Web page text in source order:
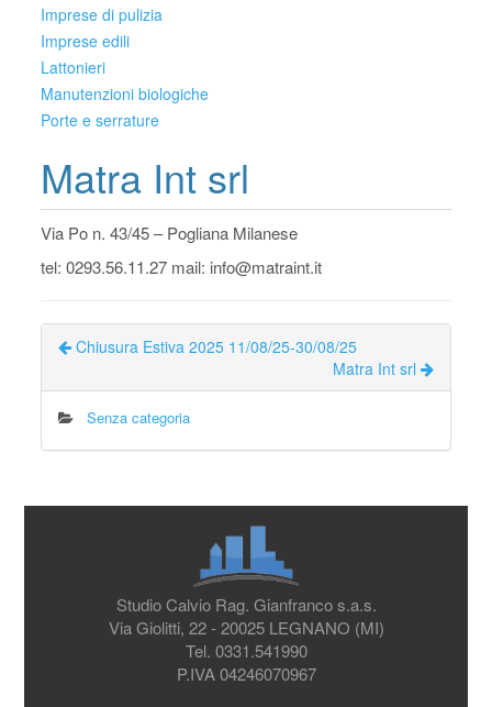
Imprese di pulizia
Imprese edili
Lattonieri
Manutenzioni biologiche
Porte e serrature
Matra Int srl
Via Po n. 43/45 – Pogliana Milanese
tel: 0293.56.11.27 mail: info@matraint.it
Chiusura Estiva 2025 11/08/25-30/08/25
Matra Int srl
Senza categoria
Studio Calvio Rag. Gianfranco s.a.s.
Via Giolitti, 22 - 20025 LEGNANO (MI)
Tel. 0331.541990
P.IVA 04246070967